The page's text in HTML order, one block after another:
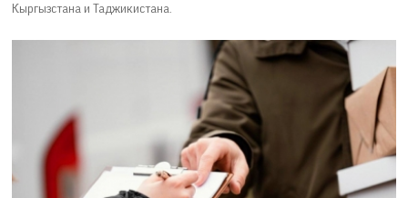
Кыргызстана и Таджикистана.